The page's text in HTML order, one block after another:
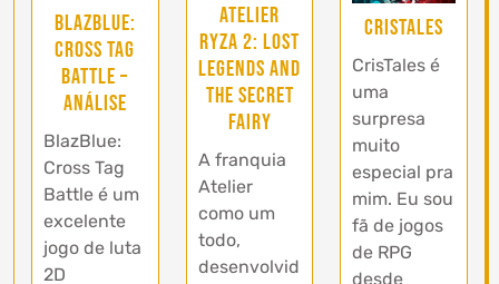
BlazBlue:
Cross Tag
Battle –
Análise
BlazBlue:
Cross Tag
Battle é um
excelente
jogo de luta
2D
Atelier
Ryza 2: Lost
Legends and
the Secret
Fairy
A franquia
Atelier
como um
todo,
desenvolvid
CrisTales
CrisTales é
uma
surpresa
muito
especial pra
mim. Eu sou
fã de jogos
de RPG
desde